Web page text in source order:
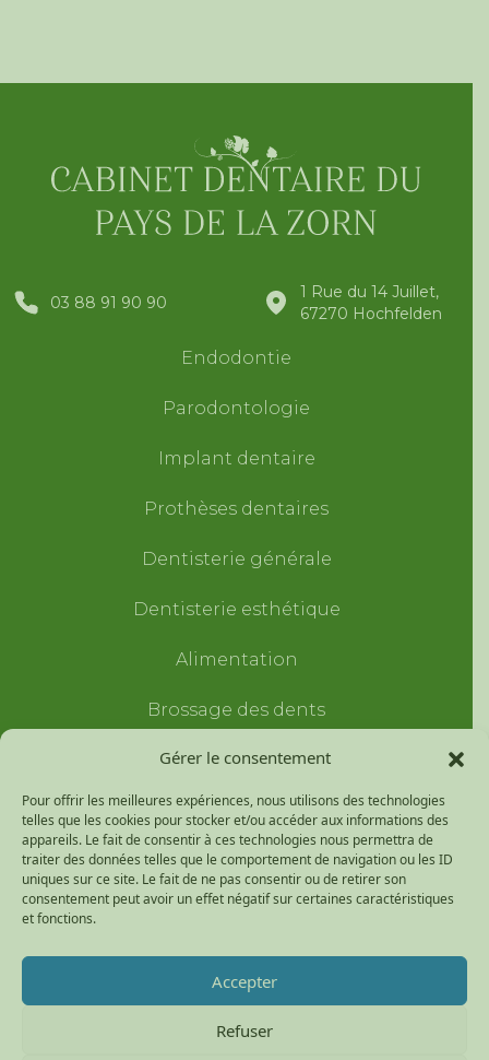
Gérer le consentement
Pour offrir les meilleures expériences, nous utilisons des technologies
telles que les cookies pour stocker et/ou accéder aux informations des
appareils. Le fait de consentir à ces technologies nous permettra de
traiter des données telles que le comportement de navigation ou les ID
uniques sur ce site. Le fait de ne pas consentir ou de retirer son
consentement peut avoir un effet négatif sur certaines caractéristiques
et fonctions.
Accepter
Refuser
03 88 91 90 90
1 Rue du 14 Juillet,
67270 Hochfelden
Endodontie
Parodontologie
Implant dentaire
Prothèses dentaires
Dentisterie générale
Dentisterie esthétique
Alimentation
Brossage des dents
Traumatismes dentaires
Entretien prothèses dentaires
Extraction des dents de
sagesse
réservés
Conception et réalisation :